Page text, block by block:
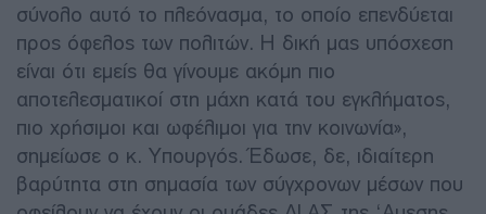
σύνολο αυτό το πλεόνασμα, το οποίο επενδύεται
προς όφελος των πολιτών. Η δική μας υπόσχεση
είναι ότι εμείς θα γίνουμε ακόμη πιο
αποτελεσματικοί στη μάχη κατά του εγκλήματος,
πιο χρήσιμοι και ωφέλιμοι για την κοινωνία»,
σημείωσε ο κ. Υπουργός. Έδωσε, δε, ιδιαίτερη
βαρύτητα στη σημασία των σύγχρονων μέσων που